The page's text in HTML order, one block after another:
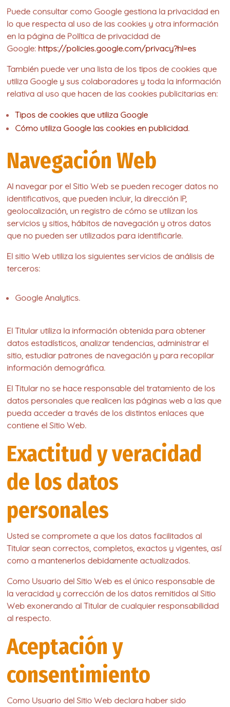
Puede consultar como Google gestiona la privacidad en
lo que respecta al uso de las cookies y otra información
en la página de Política de privacidad de
Google: https://policies.google.com/privacy?hl=es
También puede ver una lista de los tipos de cookies que
utiliza Google y sus colaboradores y toda la información
relativa al uso que hacen de las cookies publicitarias en:
Tipos de cookies que utiliza Google
Cómo utiliza Google las cookies en publicidad.
Navegación Web
Al navegar por el Sitio Web se pueden recoger datos no
identificativos, que pueden incluir, la dirección IP,
geolocalización, un registro de cómo se utilizan los
servicios y sitios, hábitos de navegación y otros datos
que no pueden ser utilizados para identificarle.
El sitio Web utiliza los siguientes servicios de análisis de
terceros:
Google Analytics.
El Titular utiliza la información obtenida para obtener
datos estadísticos, analizar tendencias, administrar el
sitio, estudiar patrones de navegación y para recopilar
información demográfica.
El Titular no se hace responsable del tratamiento de los
datos personales que realicen las páginas web a las que
pueda acceder a través de los distintos enlaces que
contiene el Sitio Web.
Exactitud y veracidad
de los datos
personales
Usted se compromete a que los datos facilitados al
Titular sean correctos, completos, exactos y vigentes, así
como a mantenerlos debidamente actualizados.
Como Usuario del Sitio Web es el único responsable de
la veracidad y corrección de los datos remitidos al Sitio
Web exonerando al Titular de cualquier responsabilidad
al respecto.
Aceptación y
consentimiento
Como Usuario del Sitio Web declara haber sido